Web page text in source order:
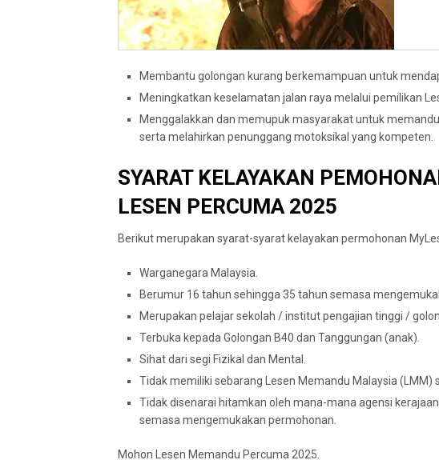
Membantu golongan kurang berkemampuan untuk
Meningkatkan keselamatan jalan raya melalui pemilikan
Menggalakkan dan memupuk masyarakat untuk
serta melahirkan penunggang motoksikal yang kompeten.
SYARAT KELAYAKAN
LESEN PERCUMA 2025
Berikut merupakan syarat-syarat kelayakan permohonan
Warganegara Malaysia.
Berumur 16 tahun sehingga 35 tahun semasa
Merupakan pelajar sekolah / institut pengajian tinggi /
Terbuka kepada Golongan B40 dan Tanggungan (anak).
Sihat dari segi Fizikal dan Mental.
Tidak memiliki sebarang Lesen Memandu Malaysia
Tidak disenarai hitamkan oleh mana-mana agensi
semasa mengemukakan permohonan.
Mohon Lesen Memandu Percuma 2025.